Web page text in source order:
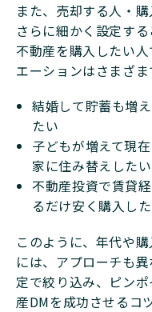
また、売却する人・
さらに細かく設定す
不動産を購入したい
エーションはさまざま
結婚して貯蓄も増
たい
子どもが増えて現
家に住み替えしたい
不動産投資で賃貸
るだけ安く購入し
このように、年代や
には、アプローチも
定で絞り込み、ピン
産DMを成功させるコ